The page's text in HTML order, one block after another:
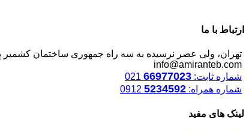
ارتباط با ما
تهران، ولی عصر نرسیده به سه راه جمهوری ساختمان کشمیر پلاک
info@amiranteb.com
شماره ثابت: 66977023
شماره همراه: 5234592
لینک های مفید